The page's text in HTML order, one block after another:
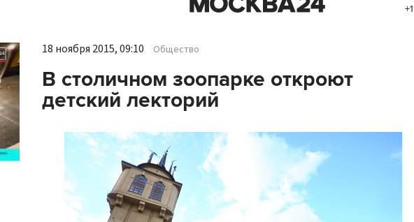
18 ноября 2015, 09:10 Общество
В столичном зоопарке откроют
детский лекторий